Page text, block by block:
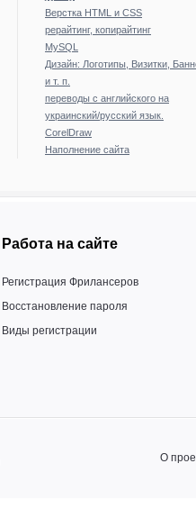
Верстка HTML и CSS
рерайтинг, копирайтинг
MySQL
Дизайн: Логотипы, Визитки,
и т. п.
переводы с английского на
украинский/русский язык.
CorelDraw
Наполнение сайта
Работа на сайте
Регистрация Фрилансеров
Восстановление пароля
Виды регистрации
О